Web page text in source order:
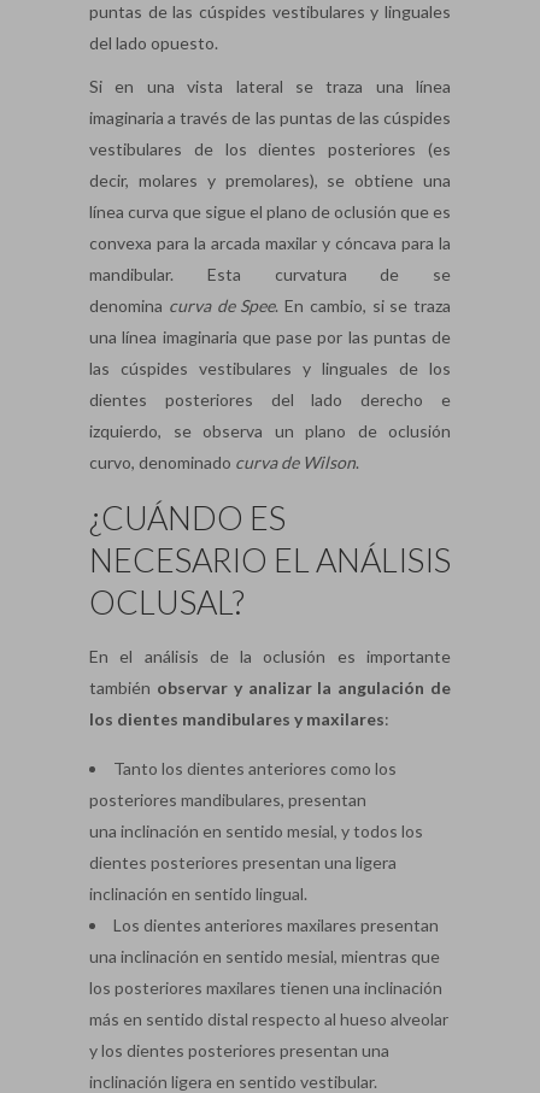
puntas de las cúspides vestibulares y linguales
del lado opuesto.
Si en una vista lateral se traza una línea
imaginaria a través de las puntas de las cúspides
vestibulares de los dientes posteriores (es
decir, molares y premolares), se obtiene una
línea curva que sigue el plano de oclusión que es
convexa para la arcada maxilar y cóncava para la
mandibular. Esta curvatura de se
denomina curva de Spee. En cambio, si se traza
una línea imaginaria que pase por las puntas de
las cúspides vestibulares y linguales de los
dientes posteriores del lado derecho e
izquierdo, se observa un plano de oclusión
curvo, denominado curva de Wilson.
¿CUÁNDO ES
NECESARIO EL ANÁLISIS
OCLUSAL?
En el análisis de la oclusión es importante
también observar y analizar la angulación de
los dientes mandibulares y maxilares:
Tanto los dientes anteriores como los
posteriores mandibulares, presentan
una inclinación en sentido mesial, y todos los
dientes posteriores presentan una ligera
inclinación en sentido lingual.
Los dientes anteriores maxilares presentan
una inclinación en sentido mesial, mientras que
los posteriores maxilares tienen una inclinación
más en sentido distal respecto al hueso alveolar
y los dientes posteriores presentan una
inclinación ligera en sentido vestibular.